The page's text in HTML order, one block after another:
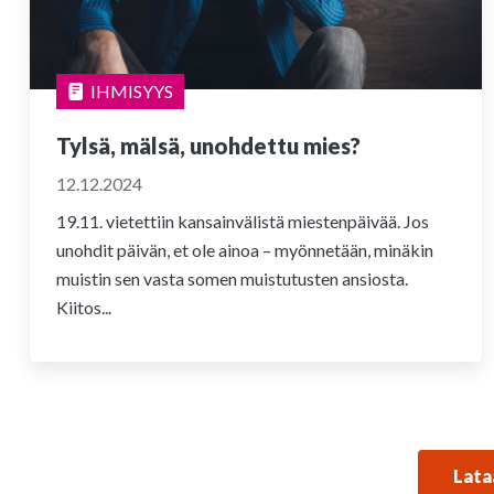
IHMISYYS
Tylsä, mälsä, unohdettu mies?
12.12.2024
19.11. vietettiin kansainvälistä miestenpäivää. Jos
unohdit päivän, et ole ainoa – myönnetään, minäkin
muistin sen vasta somen muistutusten ansiosta.
Kiitos...